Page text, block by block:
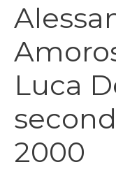
Luca
2000